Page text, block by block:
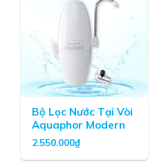
Bộ Lọc Nước Tại Vòi
Aquaphor Modern
2.550.000₫